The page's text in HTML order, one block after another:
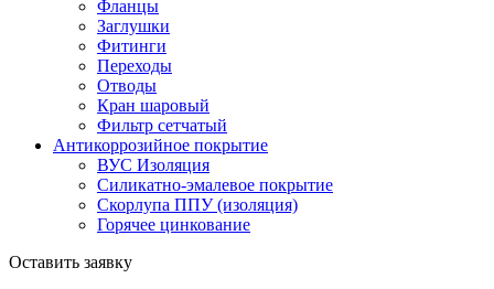
Фланцы
Заглушки
Фитинги
Переходы
Отводы
Кран шаровый
Фильтр сетчатый
Антикоррозийное покрытие
ВУС Изоляция
Силикатно-эмалевое покрытие
Скорлупа ППУ (изоляция)
Горячее цинкование
Оставить заявку